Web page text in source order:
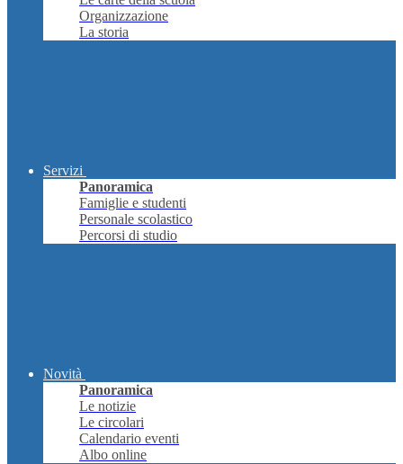
Organizzazione
La storia
Servizi
Panoramica
Famiglie e studenti
Personale scolastico
Percorsi di studio
Novità
Panoramica
Le notizie
Le circolari
Calendario eventi
Albo online